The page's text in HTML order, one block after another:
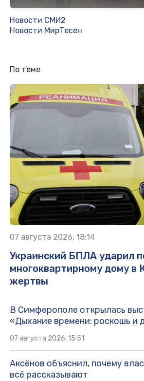
Новости СМИ2
Новости МирТесен
По теме
07 августа 2026, 18:14
Украинский БПЛА ударил
многоквартирному дому в
жертвы
В Симферополе открылась
«Дыхание времени: роскошь и
07 августа 2026, 15:51
Аксёнов объяснил, почему
всё рассказывают